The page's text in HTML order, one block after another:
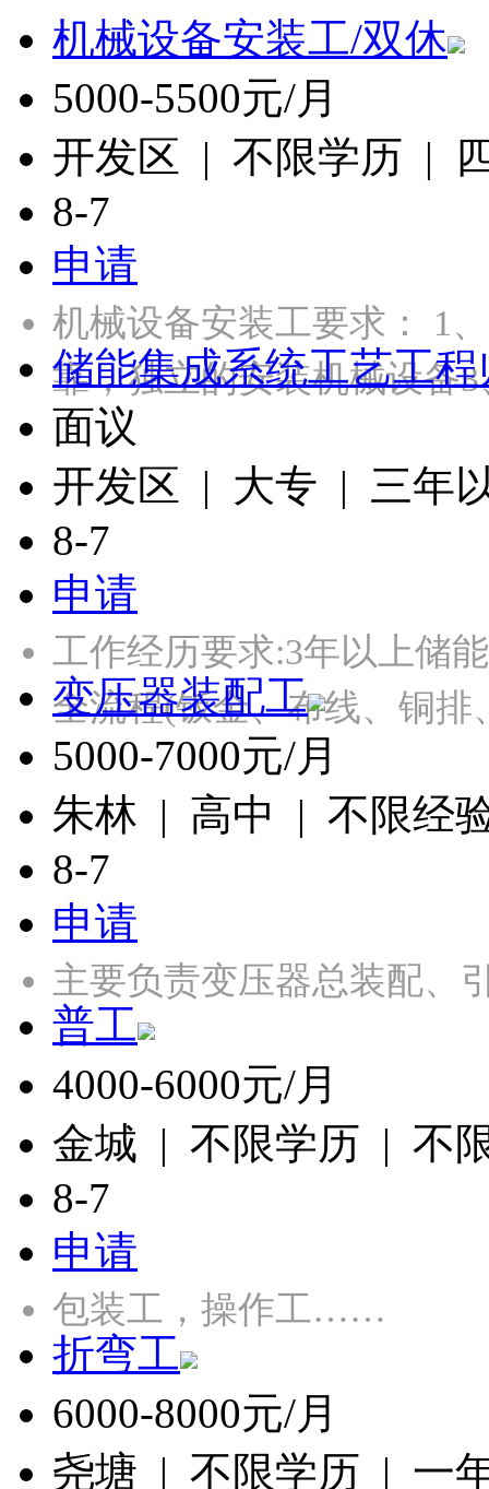
机械设备安装工/双休
5000-5500元/月
开发区 | 不限学历 |
8-7
申请
机械设备安装工要求： 1
靠，独立的安装机械设
储能集成系统工艺工程
面议
开发区 | 大专 | 三年
8-7
申请
工作经历要求:3年以上储
全流程(钣金、布线、铜
变压器装配工
5000-7000元/月
朱林 | 高中 | 不限经
8-7
申请
主要负责变压器总装配
普工
4000-6000元/月
金城 | 不限学历 | 不
8-7
申请
包装工，操作工……
折弯工
6000-8000元/月
尧塘 | 不限学历 | 一